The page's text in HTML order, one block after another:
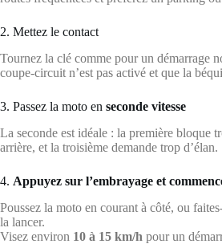
2. Mettez le contact
Tournez la clé comme pour un démarrage
coupe-circuit n’est pas activé et que la
3. Passez la moto en seconde vitesse
La seconde est idéale : la première bloque
arrière, et la troisième demande trop d’élan.
4. Appuyez sur l’embrayage et
Poussez la moto en courant à côté, ou
la lancer.
Visez environ 10 à 15 km/h pour un